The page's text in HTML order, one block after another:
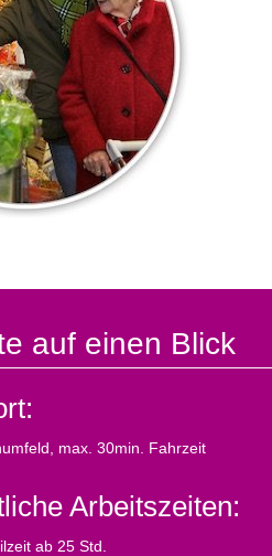
auf einen Blick
max. 30min. Fahrzeit
Arbeitszeiten:
ab 25 Std.